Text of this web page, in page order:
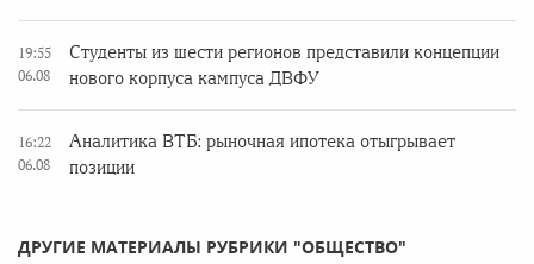
19:55
06.08
Студенты из шести регионов представили концепции
нового корпуса кампуса ДВФУ
16:22
06.08
Аналитика ВТБ: рыночная ипотека отыгрывает
позиции
ДРУГИЕ МАТЕРИАЛЫ РУБРИКИ "ОБЩЕСТВО"